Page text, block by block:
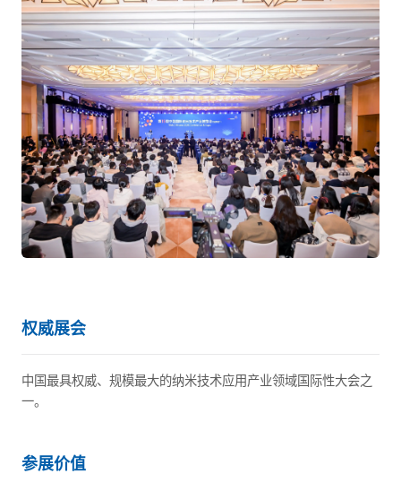
权威展会
中国最具权威、规模最大的纳米技术应用产业领域国际性大会之
一。
参展价值